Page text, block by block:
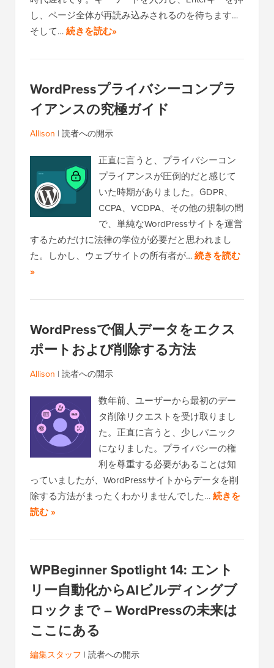
し、ページ全体が再読み込みされるのを待ちます…
そして…続きを読む»
WordPressプライバシーコンプラ
イアンスの究極ガイド
Allison | 読者への開示
正直に言うと、プライバシーコン
プライアンスが圧倒的だと感じて
いた時期がありました。GDPR、
CCPA、VCDPA、その他の規制の間
で、単純なWordPressサイトを運営
するためだけに法律の学位が必要だと思われまし
た。しかし、ウェブサイトの所有者が…続きを読む
»
WordPressで個人データをエクス
ポートおよび削除する方法
Allison | 読者への開示
数年前、ユーザーから最初のデー
タ削除リクエストを受け取りまし
た。正直に言うと、少しパニック
になりました。プライバシーの権
利を尊重する必要があることは知
っていましたが、WordPressサイトからデータを削
除する方法がまったくわかりませんでした…続きを
読む »
WPBeginner Spotlight 14: エント
リー自動化からAIビルディングブ
ロックまで – WordPressの未来は
ここにある
編集スタッフ | 読者への開示